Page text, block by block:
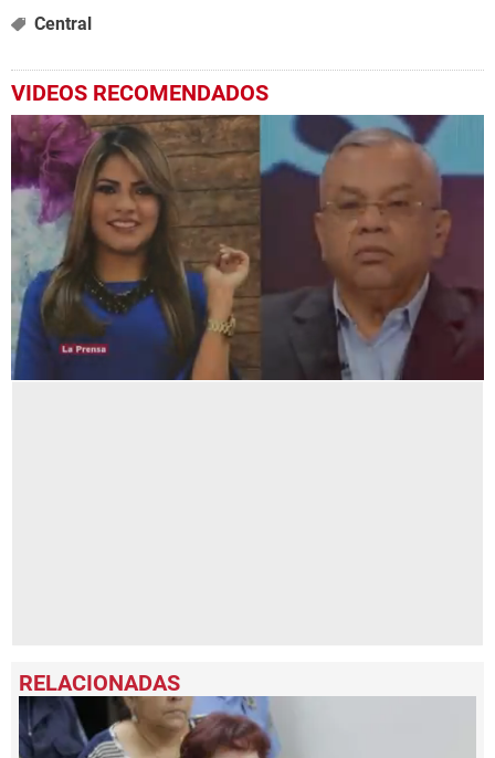
Central
VIDEOS RECOMENDADOS